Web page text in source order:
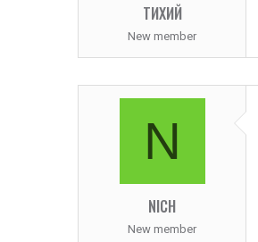
ТИХИЙ
New member
N
NICH
New member